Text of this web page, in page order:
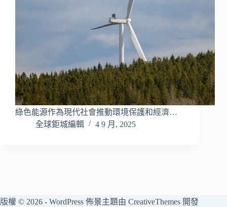
綠色能源作為現代社會推動環境保護和經濟…
全球鉅城編輯
4 9 月, 2025
版權 © 2026 - WordPress 佈景主題由 CreativeThemes 開發